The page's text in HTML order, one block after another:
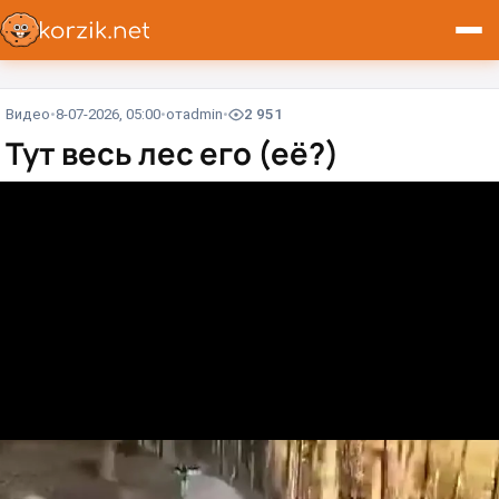
Видео 8-07-2026, 05:00 отadmin 2 951
Тут весь лес его (её?)